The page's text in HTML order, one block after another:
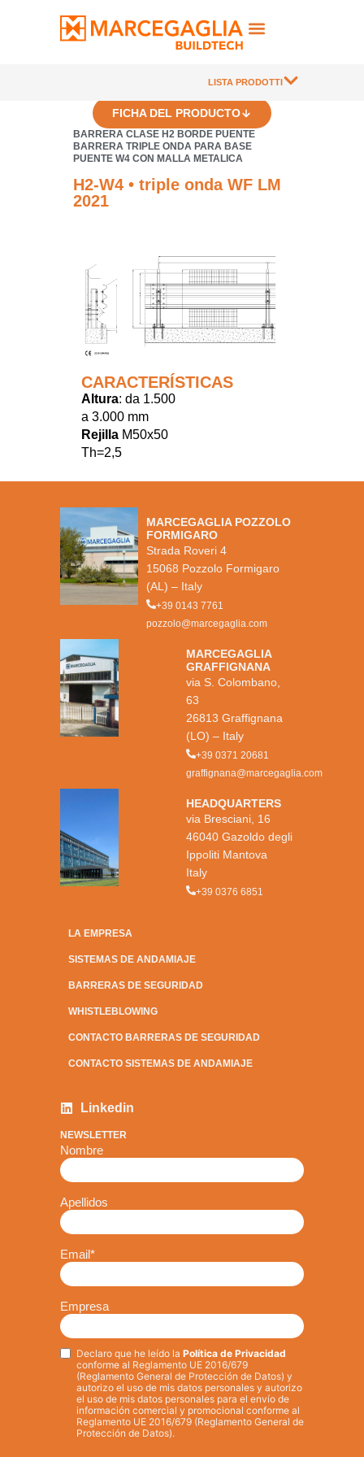
LISTA PRODOTTI
BARRERA CLASE H2 BORDE PUENTE
BARRERA TRIPLE ONDA PARA BASE
PUENTE W4 CON MALLA METALICA
FICHA DEL PRODUCTO
H2-W4 • triple onda WF LM
2021
CARACTERÍSTICAS
Altura: da 1.500
a 3.000 mm
Rejilla M50x50
Th=2,5
MARCEGAGLIA POZZOLO
FORMIGARO
Strada Roveri 4
15068 Pozzolo Formigaro
(AL) – Italy
+39 0143 7761
pozzolo@marcegaglia.com
MARCEGAGLIA
GRAFFIGNANA
via S. Colombano,
63
26813 Graffignana
(LO) – Italy
+39 0371 20681
graffignana@marcegaglia.com
HEADQUARTERS
via Bresciani, 16
46040 Gazoldo degli
Ippoliti Mantova
Italy
+39 0376 6851
LA EMPRESA
SISTEMAS DE ANDAMIAJE
BARRERAS DE SEGURIDAD
WHISTLEBLOWING
CONTACTO BARRERAS DE SEGURIDAD
CONTACTO SISTEMAS DE ANDAMIAJE
Linkedin
NEWSLETTER
Nombre
Apellidos
Email*
Empresa
Privacy*
Declaro que he leído la Política de Privacidad
conforme al Reglamento UE 2016/679
(Reglamento General de Protección de Datos) y
autorizo el uso de mis datos personales y autorizo
el uso de mis datos personales para el envío de
información comercial y promocional conforme al
Reglamento UE 2016/679 (Reglamento General de
Protección de Datos).